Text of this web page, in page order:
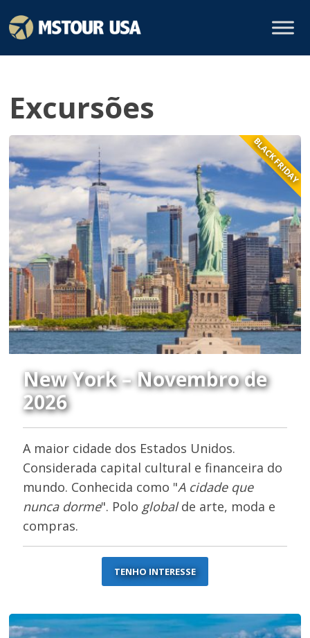
Excursões
BLACK FRIDAY
New York – Novembro de
2026
A maior cidade dos Estados Unidos.
Considerada capital cultural e financeira do
mundo. Conhecida como "A cidade que
nunca dorme". Polo globalde arte, moda e
compras.
TENHO INTERESSE